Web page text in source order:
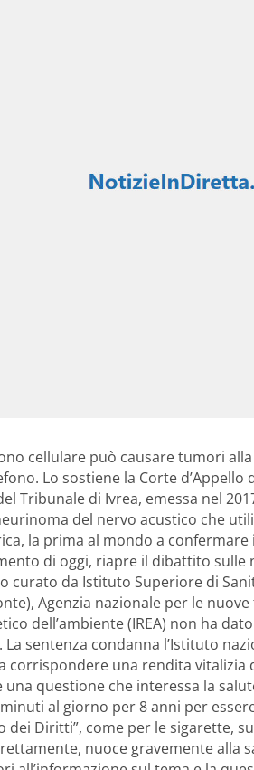
cellulare può causare tumori
Lo sostiene la Corte
Tribunale di Ivrea, emessa nel
del nervo acustico che
la prima al mondo a
di oggi, riapre il dibattito sulle
curato da Istituto Superiore di
Agenzia nazionale per le
dell’ambiente (IREA) non ha
La sentenza condanna l’Istituto
corrispondere una rendita
una questione che interessa la
al giorno per 8 anni per
dei Diritti”, come per le sigarette,
nuoce gravemente alla